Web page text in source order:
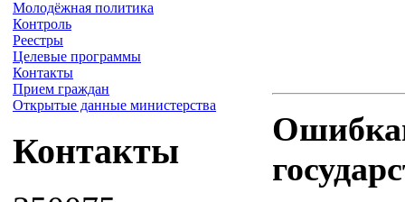
Молодёжная политика
Контроль
Реестры
Целевые программы
Контакты
Прием граждан
Открытые данные министерства
Контакты